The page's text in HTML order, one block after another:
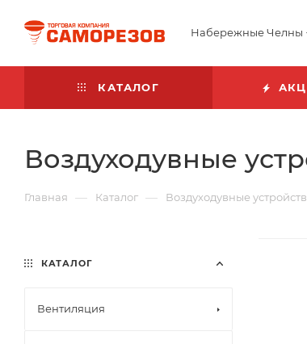
Набережные Челны
КАТАЛОГ
Воздуходувные
Главная — Каталог — Воздуходувные
КАТАЛОГ
Вентиляция